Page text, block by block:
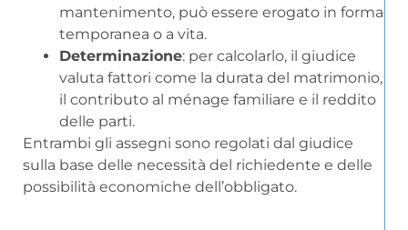
mantenimento, può essere erogato in forma
temporanea o a vita.
Determinazione: per calcolarlo, il giudice
valuta fattori come la durata del matrimonio,
il contributo al ménage familiare e il reddito
delle parti.
Entrambi gli assegni sono regolati dal giudice
sulla base delle necessità del richiedente e delle
possibilità economiche dell’obbligato.